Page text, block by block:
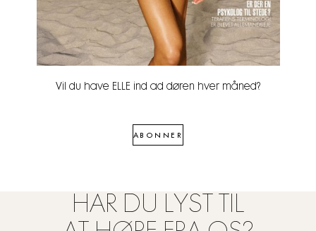
Vil du have ELLE ind ad døren hver måned?
ABONNER
HAR DU LYST TIL